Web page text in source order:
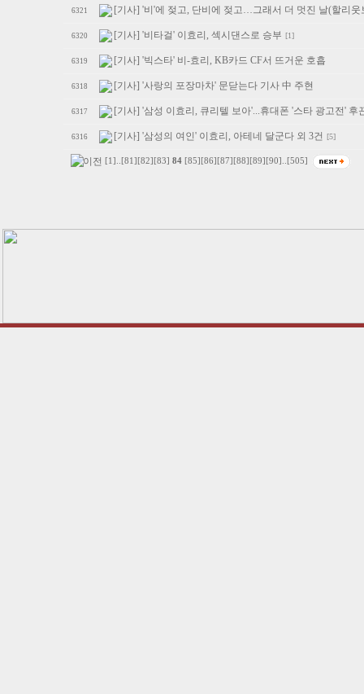
6321 [기사] '비'에 젖고, 단비에 젖고…그래서 더 멋진 날(할리웃
6320 [기사] '비타걸' 이효리, 섹시댄스로 승부 [1]
6319 [기사] '빅스타' 비-효리, KB카드 CF서 뜨거운 호흡
6318 [기사] '사랑의 포장마차' 문닫는다 기사 中 주현
6317 [기사] '삼성 이효리, 큐리텔 보아'...휴대폰 '스타 광고전' 후
6316 [기사] '삼성의 여인' 이효리, 아테네 달군다 외 3건 [5]
[1] [81] [82] [83] 84 [85] [86] [87] [88] [89] [90] [505]